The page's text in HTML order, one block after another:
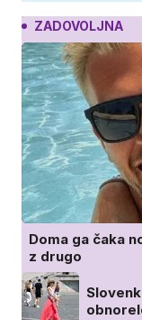
ZADOVOLJNA
Doma ga čaka
z drugo